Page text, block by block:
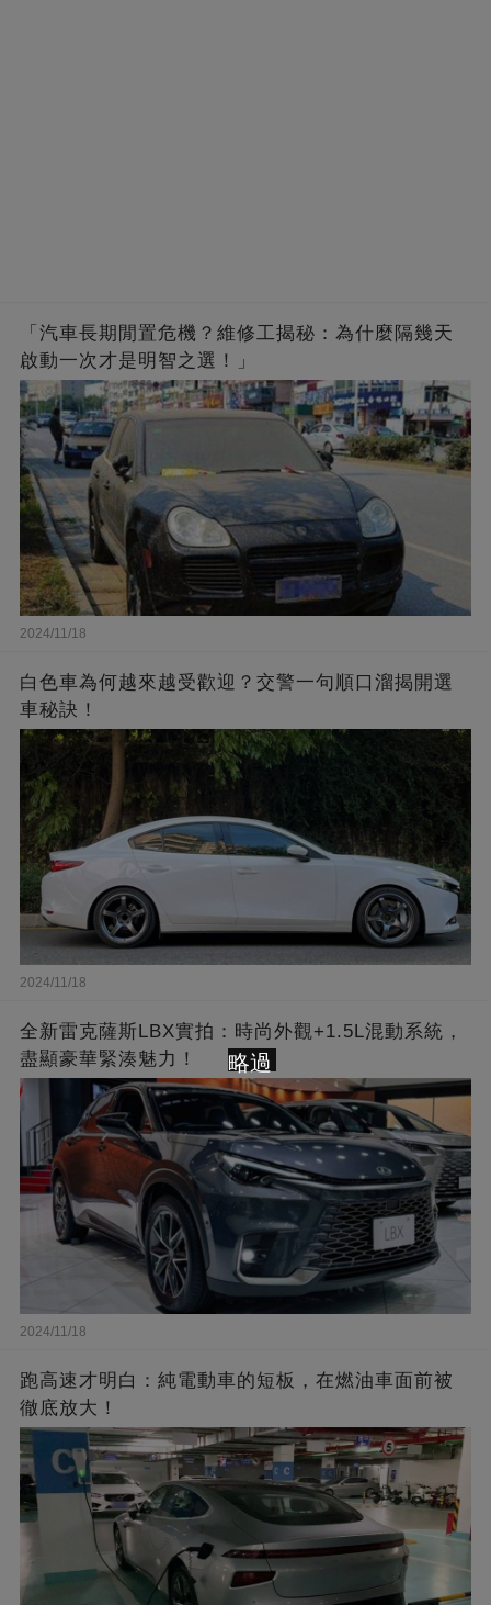
「汽車長期閒置危機？維修工揭秘：為什麼隔幾天
啟動一次才是明智之選！」
2024/11/18
白色車為何越來越受歡迎？交警一句順口溜揭開選
車秘訣！
2024/11/18
全新雷克薩斯LBX實拍：時尚外觀+1.5L混動系統，
盡顯豪華緊湊魅力！
2024/11/18
跑高速才明白：純電動車的短板，在燃油車面前被
徹底放大！
略過